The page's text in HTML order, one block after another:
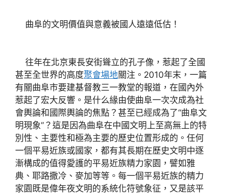
曲阜的文明價值與意義被國人遠遠低估！
往年在北京東長安街聳立的孔子像，惹起了全國
甚至全世界的高度聚會場地關注。2010年末，一篇
有關曲阜市要建基督教三一教堂的報道，在國內外
惹起了宏大反響。是什么緣由使曲阜一次次成為社
會輿論和國際輿論的焦點？甚至已經成為了“曲阜文
明現象”？這是因為曲阜在中國文明上至高無上的特
別性、主要性和極為主要的歷史位置形成的。任何
一個平易近族或國家，都有其長期在歷史文明中逐
漸構成的值得愛護的平易近族精力家園，譬如雅
典、耶路撒冷、麥加等等。每一個平易近族的精力
家園既是偉年夜文明的系統化符號象征，又是該平